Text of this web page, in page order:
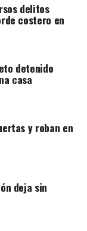
delitos
costero en
detenido
casa
y roban en
deja sin